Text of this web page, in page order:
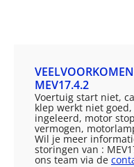
MEV17.4.2
Voertuig start niet,
klep werkt niet
ingeleerd, motor
vermogen,
Wil je meer
storingen van :
ons team via de